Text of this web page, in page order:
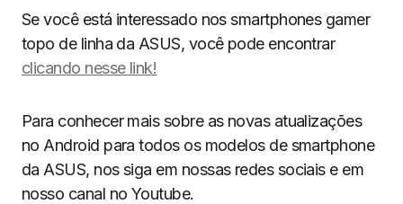
Se você está interessado nos smartphones gamer
topo de linha da ASUS, você pode encontrar
clicando nesse link!
Para conhecer mais sobre as novas atualizações
no Android para todos os modelos de smartphone
da ASUS, nos siga em nossas redes sociais e em
nosso canal no Youtube.